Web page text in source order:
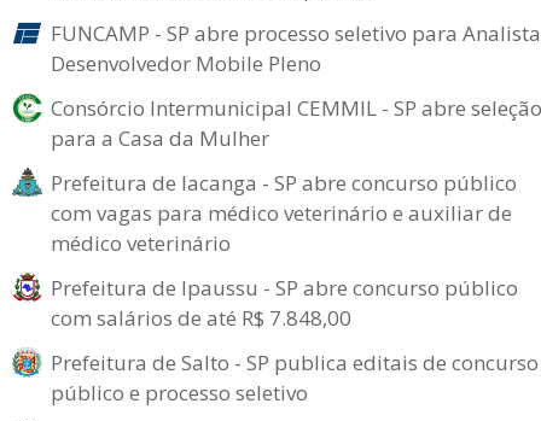
FUNCAMP - SP abre processo seletivo para Analista
Desenvolvedor Mobile Pleno
Consórcio Intermunicipal CEMMIL - SP abre seleção
para a Casa da Mulher
Prefeitura de Iacanga - SP abre concurso público
com vagas para médico veterinário e auxiliar de
médico veterinário
Prefeitura de Ipaussu - SP abre concurso público
com salários de até R$ 7.848,00
Prefeitura de Salto - SP publica editais de concurso
público e processo seletivo